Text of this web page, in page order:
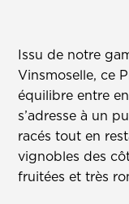
Issu de notre
Vinsmoselle, ce
équilibre entre
s’adresse à un
racés tout en
vignobles des
fruitées et très